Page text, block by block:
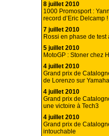
8 juillet 2010
1000 Promosport :
record d’Eric Delcamp !
7 juillet 2010
Rossi en phase de test
5 juillet 2010
MotoGP : Stoner chez
4 juillet 2010
Grand prix de
de Lorenzo sur Yamaha
4 juillet 2010
Grand prix de
une victoire à Tech3
4 juillet 2010
Grand prix de
intouchable